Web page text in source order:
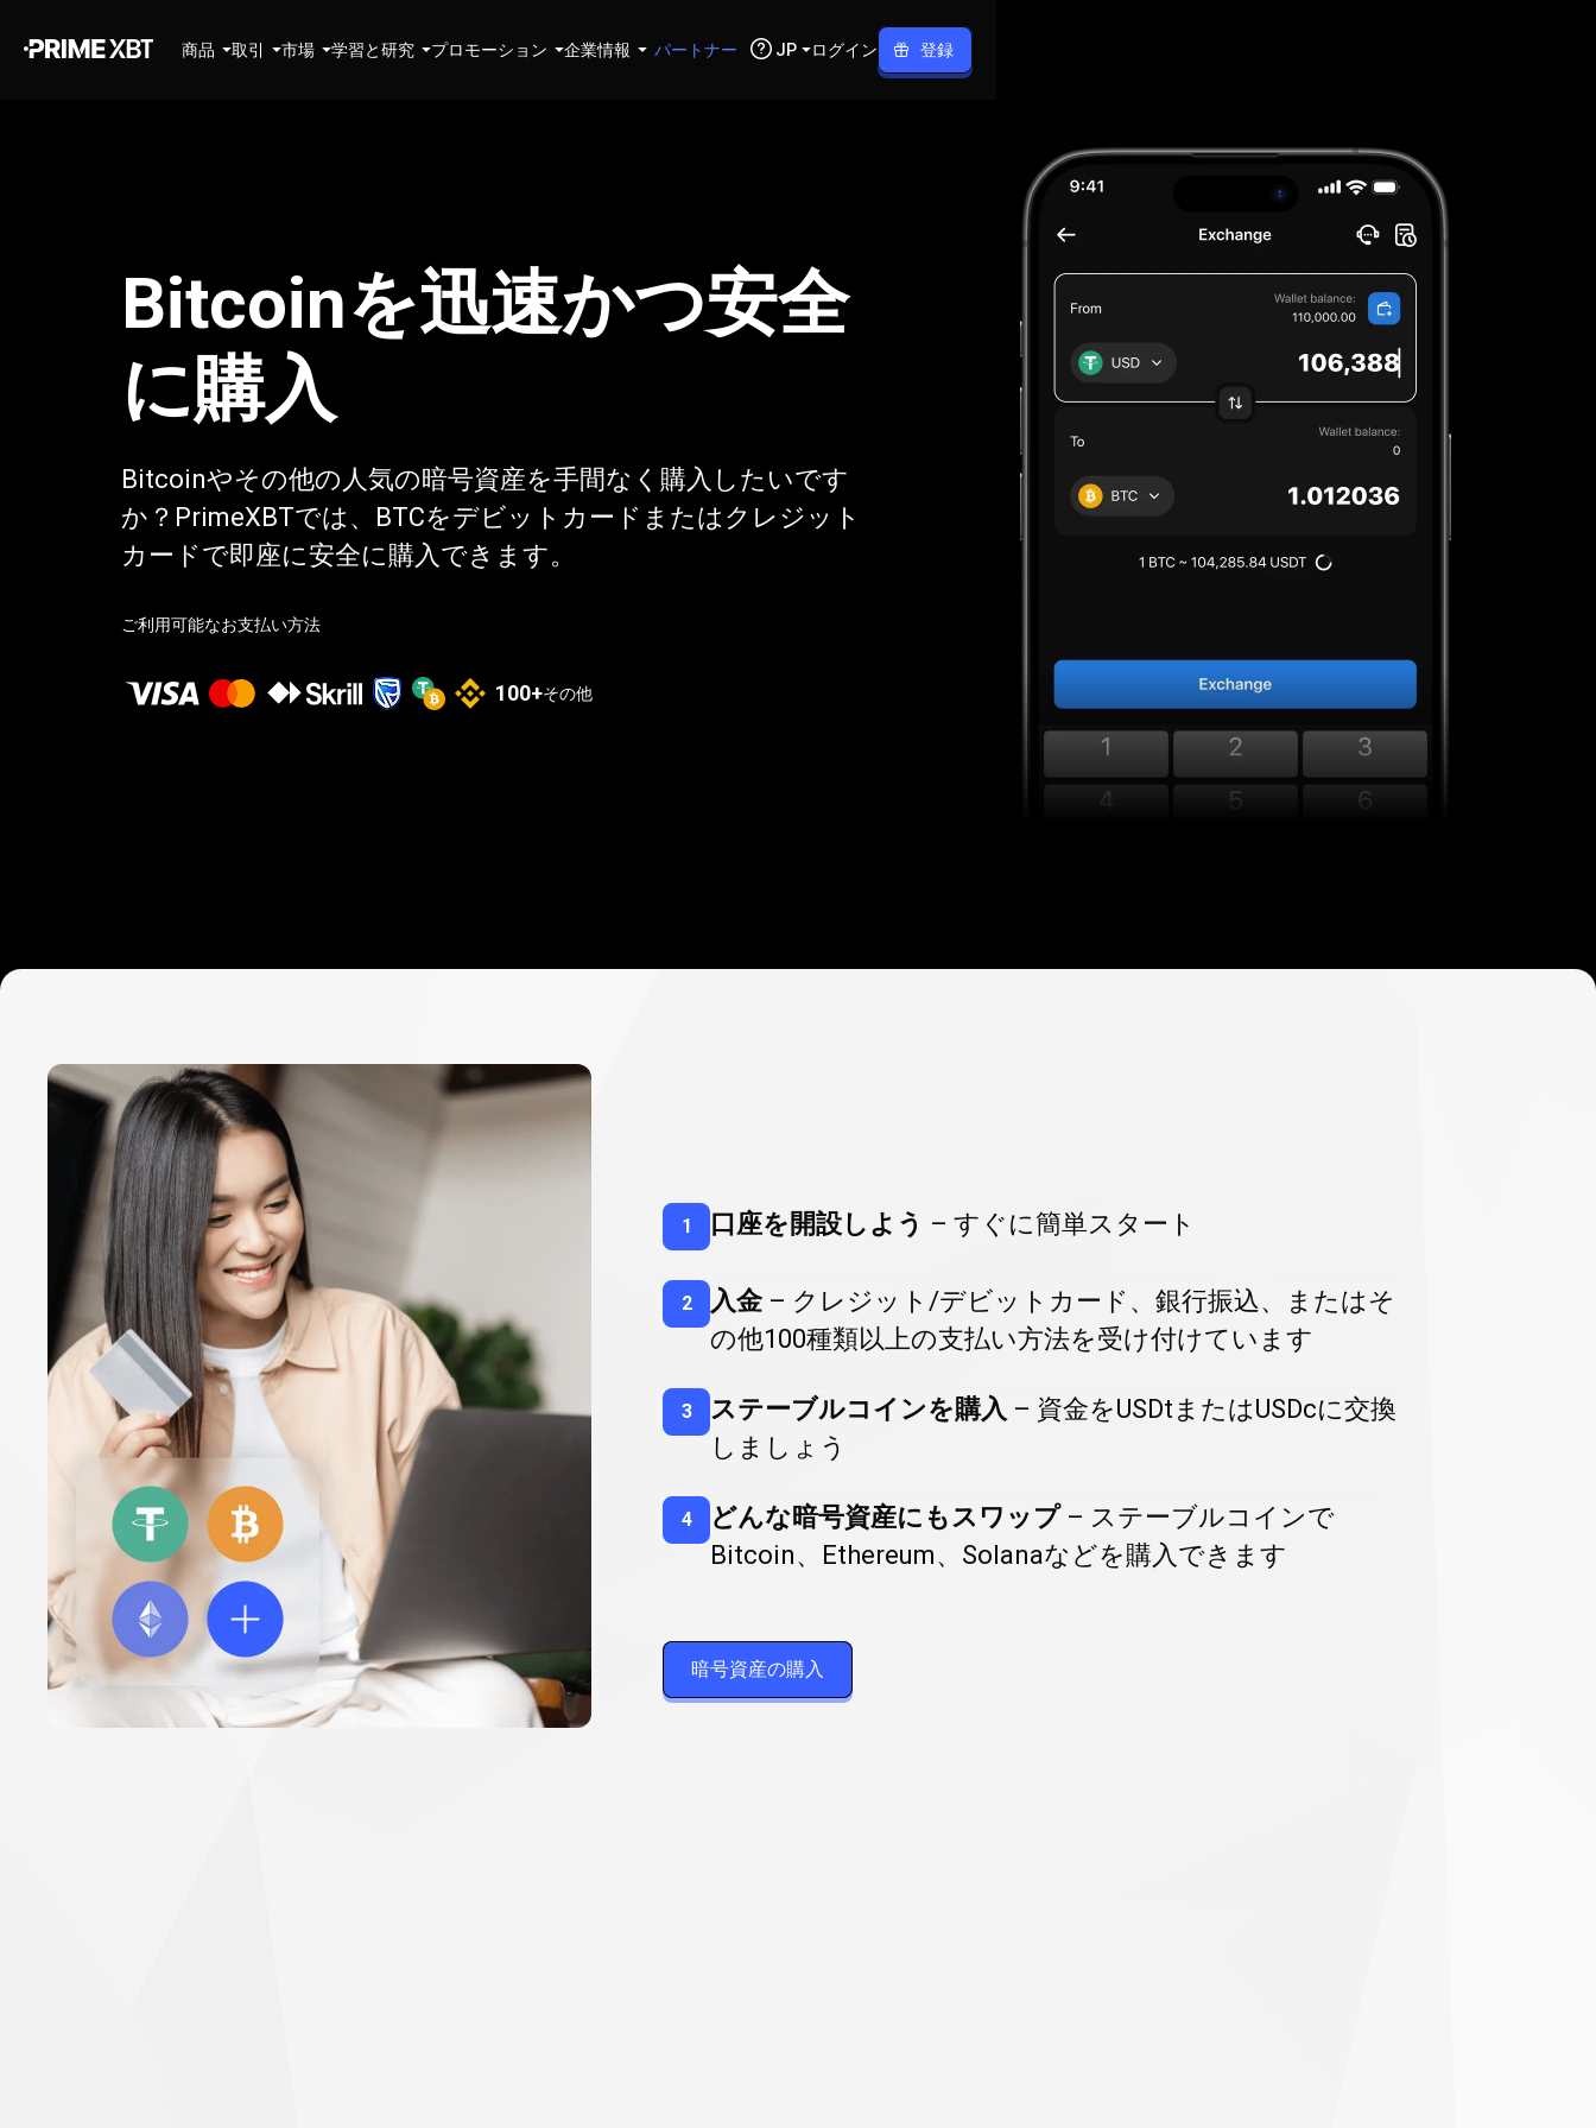
商品 取引 市場 学習と研究 プロモーション 企業情報 パートナー JP ログイン 登録
Bitcoinを迅速かつ安全
に購入
Bitcoinやその他の人気の暗号資産を手間なく購入したいです
か？PrimeXBTでは、BTCをデビットカードまたはクレジット
カードで即座に安全に購入できます。
ご利用可能なお支払い方法
100+その他
号
資
産
を
購
入
す
る
暗号資産を購入する方法
1 口座を開設しよう – すぐに簡単スタート
2 入金– クレジット/デビットカード、銀行振込、またはそ
の他100種類以上の支払い方法を受け付けています
3 ステーブルコインを購入 – 資金をUSDtまたはUSDcに交換
しましょう
4 どんな暗号資産にもスワップ– ステーブルコインで
Bitcoin、Ethereum、Solanaなどを購入できます
暗号資産の購入